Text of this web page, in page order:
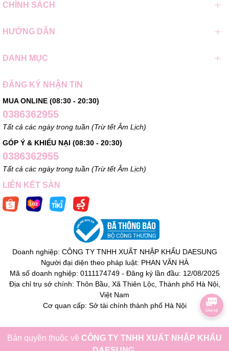
CHÍNH SÁCH
HƯỚNG DẪN
DANH MỤC
ĐĂNG KÝ NHẬN TIN
MUA ONLINE (08:30 - 20:30)
0386362955
Tất cả các ngày trong tuần (Trừ tết Âm Lịch)
GÓP Ý & KHIẾU NẠI (08:30 - 20:30)
0386362955
Tất cả các ngày trong tuần (Trừ tết Âm Lịch)
LIÊN KẾT SÀN
Doanh nghiệp: CÔNG TY TNHH XUẤT NHẬP KHẨU DAESUNG
Người đại diện theo pháp luật: PHAN VĂN HÀ
Mã số doanh nghiệp: 0111174749 - Đăng ký lần đầu: 12/08/2025
Địa chỉ trụ sở chính: Thôn Bầu, Xã Thiên Lộc, Thành phố Hà Nội,
Việt Nam
Cơ quan cấp: Sở tài chính thành phố Hà Nội
Bản quyền thuộc về CÔNG TY TNHH XUẤT NHẬP KHẨU